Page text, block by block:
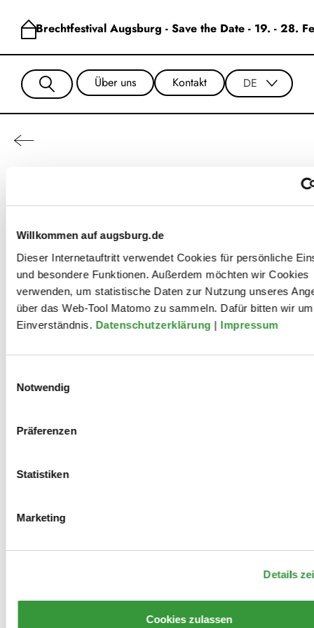
Willkommen auf augsburg.de
Dieser Internetauftritt verwendet Cookies für persönliche
und besondere Funktionen. Außerdem möchten wir Cookies
verwenden, um statistische Daten zur Nutzung unseres
über das Web-Tool Matomo zu sammeln. Dafür bitten wir
Einverständnis. Datenschutzerklärung | Impressum
Notwendig
Präferenzen
Statistiken
Marketing
Details
Cookies zulassen
Brechtfestival Augsburg - Save the Date - 19. - 28.
Über uns Kontakt DE
Shanice Bennett